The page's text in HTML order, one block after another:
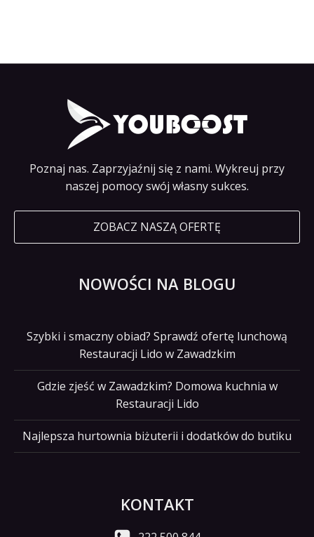
Poznaj nas. Zaprzyjaźnij się z nami. Wykreuj przy
naszej pomocy swój własny sukces.
ZOBACZ NASZĄ OFERTĘ
NOWOŚCI NA BLOGU
Szybki i smaczny obiad? Sprawdź ofertę lunchową
Restauracji Lido w Zawadzkim
Gdzie zjeść w Zawadzkim? Domowa kuchnia w
Restauracji Lido
Najlepsza hurtownia biżuterii i dodatków do butiku
KONTAKT